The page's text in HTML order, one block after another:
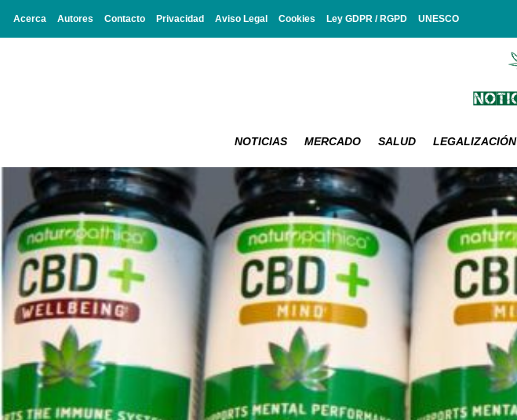
Acerca Autores Contacto Privacidad Aviso Legal Cookies Ley GDPR / RGPD UNESCO
NOTICIAS MERCADO SALUD LEGALIZACIÓN